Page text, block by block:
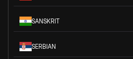
SANSKRIT
SERBIAN